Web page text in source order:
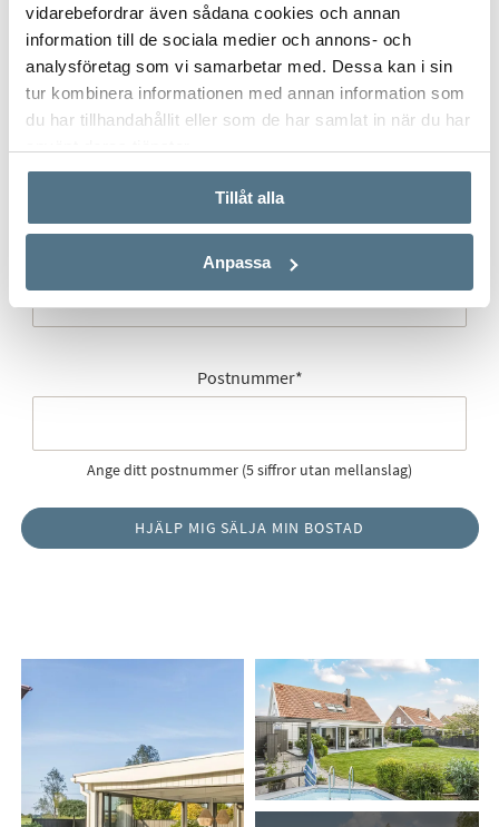
vidarebefordrar även sådana cookies och annan
information till de sociala medier och annons- och
analysföretag som vi samarbetar med. Dessa kan i sin
tur kombinera informationen med annan information som
du har tillhandahållit eller som de har samlat in när du har
Tillåt alla
Anpassa
E-post*
Gatuadress (Välj adress)*
Postnummer*
Ange ditt postnummer (5 siffror utan mellanslag)